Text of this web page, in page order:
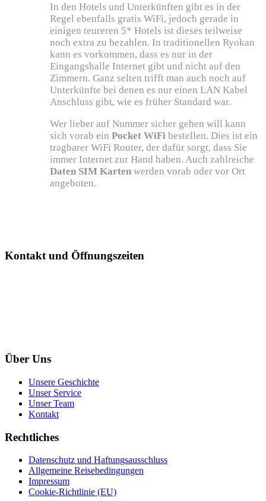
In den Hotels und Unterkünften gibt es in der
Regel ebenfalls gratis WiFi, jedoch gerade in
einigen teureren 5* Hotels ist dieses teilweise
noch extra zu bezahlen. In traditionellen Ryokan
kann es vorkommen, dass es nur in der
Eingangshalle Internet gibt und nicht auf den
Zimmern. Ganz selten trifft man auch noch auf
Unterkünfte bei denen es nur einen LAN Kabel
Anschluss gibt, wie es früher Standard war.
Wer lieber auf Nummer sicher gehen will kann
sich vorab ein Pocket WiFi bestellen. Dies ist ein
tragbarer WiFi Router, der dafür sorgt, dass Sie
immer Internet zur Hand haben. Auch zahlreiche
Daten SIM Karten werden vorab oder vor Ort
angeboten.
Kontakt und Öffnungszeiten
Über Uns
Unsere Geschichte
Unser Service
Unser Team
Kontakt
Rechtliches
Datenschutz und Haftungsausschluss
Allgemeine Reisebedingungen
Impressum
Cookie-Richtlinie (EU)